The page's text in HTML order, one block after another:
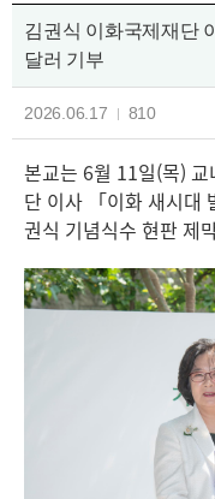
김권식 이화국제재단
달러 기부
2026.06.17 810
본교는 6월 11일(목) 교
단 이사 「이화 새시대
권식 기념식수 현판 제